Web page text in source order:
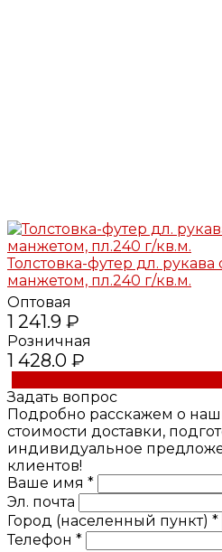
Толстовка-футер дл.
манжетом, пл.240 г/кв.м.
Оптовая
1 241.9 ₽
Розничная
1 428.0 ₽
Задать вопрос
Подробно расскажем о
стоимости доставки,
индивидуальное
клиентов!
Ваше имя *
Эл. почта
Город (населенный пункт) *
Телефон *